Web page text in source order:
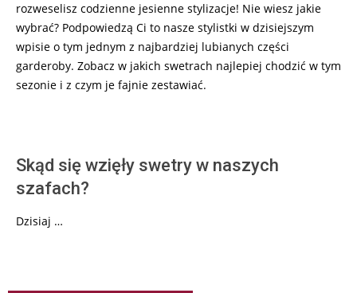
rozweselisz codzienne jesienne stylizacje! Nie wiesz jakie
wybrać? Podpowiedzą Ci to nasze stylistki w dzisiejszym
wpisie o tym jednym z najbardziej lubianych części
garderoby. Zobacz w jakich swetrach najlepiej chodzić w tym
sezonie i z czym je fajnie zestawiać.
Skąd się wzięły swetry w naszych
szafach?
Dzisiaj …